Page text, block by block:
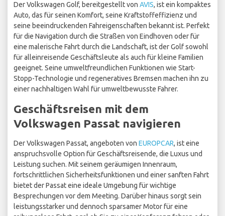
Der Volkswagen Golf, bereitgestellt von AVIS, ist ein kompaktes
Auto, das für seinen Komfort, seine Kraftstoffeffizienz und
seine beeindruckenden Fahreigenschaften bekannt ist. Perfekt
für die Navigation durch die Straßen von Eindhoven oder für
eine malerische Fahrt durch die Landschaft, ist der Golf sowohl
für alleinreisende Geschäftsleute als auch für kleine Familien
geeignet. Seine umweltfreundlichen Funktionen wie Start-
Stopp-Technologie und regeneratives Bremsen machen ihn zu
einer nachhaltigen Wahl für umweltbewusste Fahrer.
Geschäftsreisen mit dem
Volkswagen Passat navigieren
Der Volkswagen Passat, angeboten von EUROPCAR, ist eine
anspruchsvolle Option für Geschäftsreisende, die Luxus und
Leistung suchen. Mit seinem geräumigen Innenraum,
fortschrittlichen Sicherheitsfunktionen und einer sanften Fahrt
bietet der Passat eine ideale Umgebung für wichtige
Besprechungen vor dem Meeting. Darüber hinaus sorgt sein
leistungsstarker und dennoch sparsamer Motor für eine